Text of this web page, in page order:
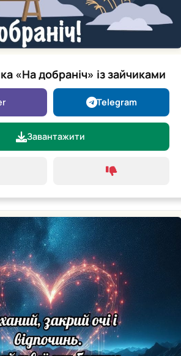
«На добраніч» із зайчиками
Telegram
Завантажити